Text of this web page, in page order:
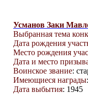
Усманов Заки
Выбранная тема
Дата рождения
Место рождения
Дата и место
Воинское звание:
Имеющиеся награды
Дата выбытия: 1945